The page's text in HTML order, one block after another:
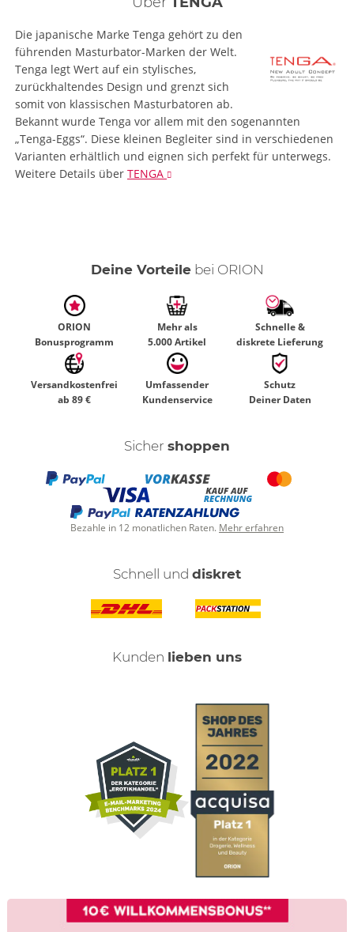
Die japanische Marke Tenga gehört zu den
führenden Masturbator-Marken der Welt.
Tenga legt Wert auf ein stylisches,
zurückhaltendes Design und grenzt sich
somit von klassischen Masturbatoren ab.
Bekannt wurde Tenga vor allem mit den sogenannten
„Tenga-Eggs“. Diese kleinen Begleiter sind in verschiedenen
Varianten erhältlich und eignen sich perfekt für unterwegs.
Weitere Details über TENGA
Deine Vorteilebei ORION
ORION
Bonusprogramm
Mehr als
5.000 Artikel
Schnelle &
diskrete Lieferung
Versandkostenfrei
ab 89 €
Umfassender
Kundenservice
Schutz
Deiner Daten
Sicher shoppen
Bezahle in 12 monatlichen Raten. Mehr erfahren
Schnell und diskret
Kunden lieben uns